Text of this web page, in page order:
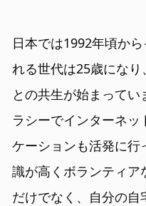
日本では1992年頃か
れる世代は25歳になり
との共生が始まって
ラシーでインターネ
ケーションも活発に
識が高くボランティ
だけでなく、自分の